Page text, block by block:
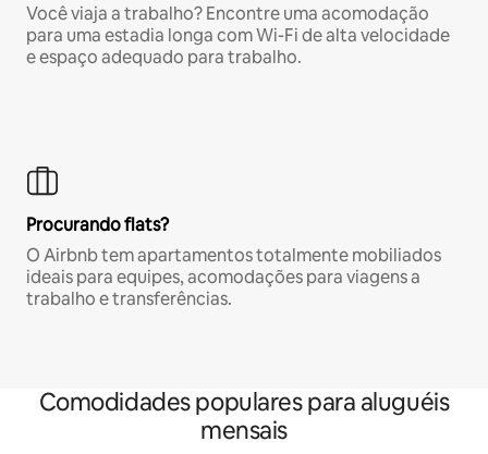
Você viaja a trabalho? Encontre uma acomodação
para uma estadia longa com Wi-Fi de alta velocidade
e espaço adequado para trabalho.
Procurando flats?
O Airbnb tem apartamentos totalmente mobiliados
ideais para equipes, acomodações para viagens a
trabalho e transferências.
Comodidades populares para aluguéis
mensais